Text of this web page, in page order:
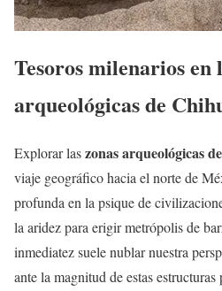
Tesoros milenarios en
arqueológicas de
Explorar laszonas arqueológicas de
viaje geográfico hacia el norte de
profunda en la psique de
la aridez para erigir metrópolis de
inmediatez suele nublar nuestra
ante la magnitud de estas